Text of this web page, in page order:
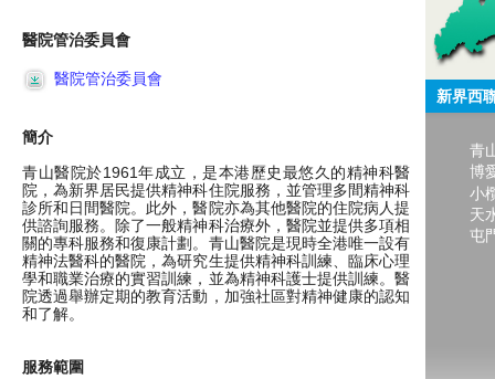
醫院管治委員會
醫院管治委員會
簡介
青山醫院於1961年成立，是本港歷史最悠久的精神科醫
院，為新界居民提供精神科住院服務，並管理多間精神科
診所和日間醫院。此外，醫院亦為其他醫院的住院病人提
供諮詢服務。除了一般精神科治療外，醫院並提供多項相
關的專科服務和復康計劃。青山醫院是現時全港唯一設有
精神法醫科的醫院，為研究生提供精神科訓練、臨床心理
學和職業治療的實習訓練，並為精神科護士提供訓練。醫
院透過舉辦定期的教育活動，加強社區對精神健康的認知
和了解。
服務範圍
新界西
青
博
小
天
屯